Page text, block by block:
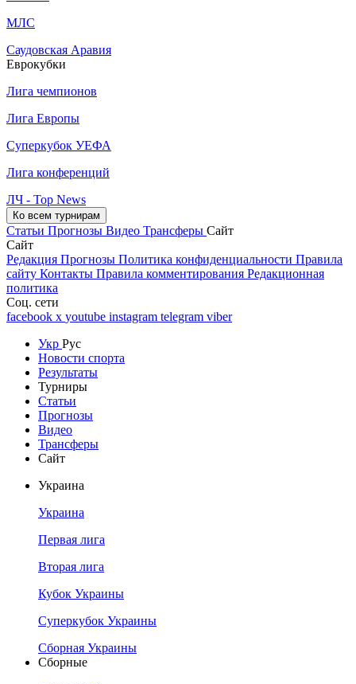
МЛС
Саудовская Аравия
Еврокубки
Лига чемпионов
Лига Европы
Суперкубок УЕФА
Лига конференций
ЛЧ - Top News
Ко всем турнирам
Статьи Прогнозы Видео Трансферы Сайт
Сайт
Редакция Прогнозы Политика конфиденциальности Правила
сайту Контакты Правила комментирования Редакционная
политика
Соц. сети
facebook x youtube instagram telegram viber
Укр Рус
Новости спорта
Результаты
Турниры
Статьи
Прогнозы
Видео
Трансферы
Сайт
Украина
Украина
Первая лига
Вторая лига
Кубок Украины
Суперкубок Украины
Сборная Украины
Сборные